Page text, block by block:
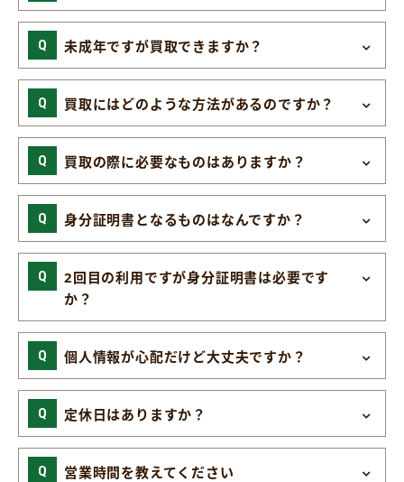
未成年ですが買取できますか？
買取にはどのような方法があるのですか？
買取の際に必要なものはありますか？
身分証明書となるものはなんですか？
2回目の利用ですが身分証明書は必要です
か？
個人情報が心配だけど大丈夫ですか？
定休日はありますか？
営業時間を教えてください